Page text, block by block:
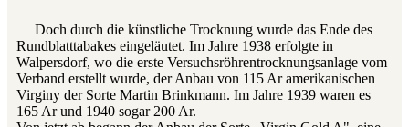
Doch durch die künstliche Trocknung wurde das Ende des
Rundblatttabakes eingeläutet. Im Jahre 1938 erfolgte in
Walpersdorf, wo die erste Versuchsröhrentrocknungsanlage vom
Verband erstellt wurde, der Anbau von 115 Ar amerikanischen
Virginy der Sorte Martin Brinkmann. Im Jahre 1939 waren es
165 Ar und 1940 sogar 200 Ar.